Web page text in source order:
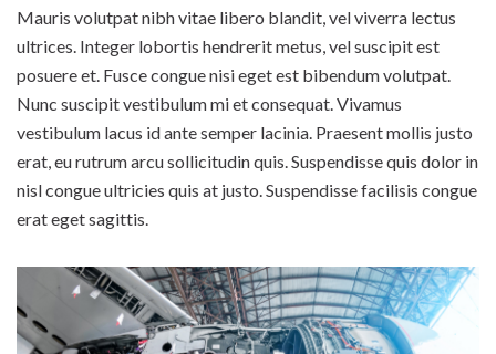
Mauris volutpat nibh vitae libero blandit, vel viverra lectus
ultrices. Integer lobortis hendrerit metus, vel suscipit est
posuere et. Fusce congue nisi eget est bibendum volutpat.
Nunc suscipit vestibulum mi et consequat. Vivamus
vestibulum lacus id ante semper lacinia. Praesent mollis justo
erat, eu rutrum arcu sollicitudin quis. Suspendisse quis dolor in
nisl congue ultricies quis at justo. Suspendisse facilisis congue
erat eget sagittis.